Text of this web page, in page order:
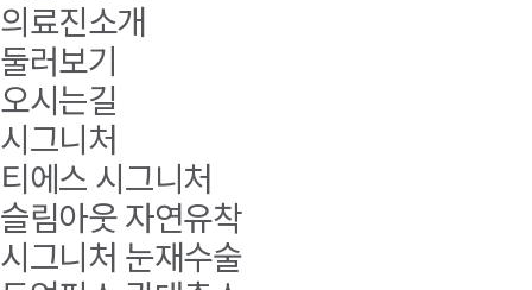
의료진소개
둘러보기
오시는길
시그니처
티에스 시그니처
슬림아웃 자연유착
시그니처 눈재수술